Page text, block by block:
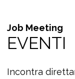
Job Meeting
EVENTI
Incontra